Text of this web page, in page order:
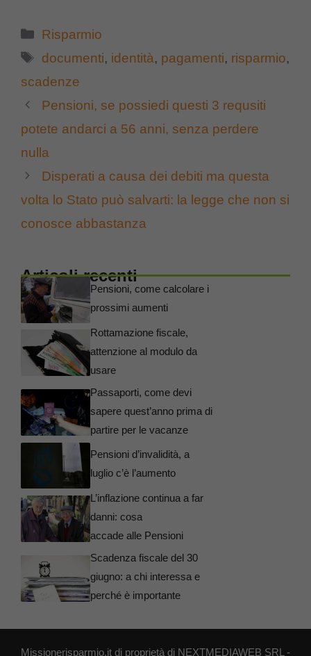
Categorie
Risparmio
Tag
documenti, identità, pagamenti, risparmio,
scadenze
Pensioni, se possiedi questi 3 requsiti
potete andarci a 56 anni, senza perdere
nulla
Disperati a causa dei debiti ma questa
volta lo Stato può salvarti: la legge che non si
conosce abbastanza
Articoli recenti
Pensioni, come calcolare i
prossimi aumenti
Rottamazione fiscale,
attenzione al modulo da
usare
Passaporti, come devi
sapere quest’anno prima di
partire per le vacanze
Pensioni d’invalidità, a
luglio c’è l’aumento
L’inflazione continua a far
danni: cosa
accade alle Pensioni
Scadenza fiscale del 30
giugno: a chi interessa e
perché è importante
Missionerisparmio.it di proprietà di NEXTMEDIAWEB SRL -